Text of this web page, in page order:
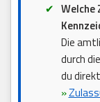
Welche
Die
durch
du
»